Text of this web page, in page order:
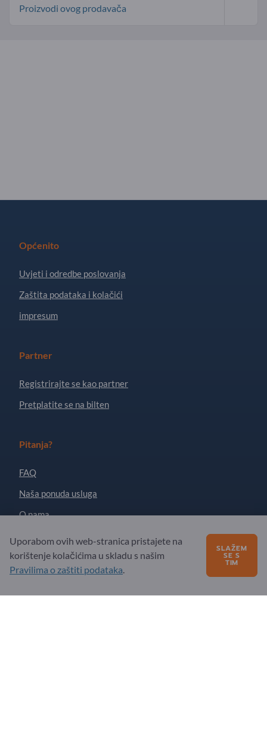
Proizvodi ovog prodavača
Općenito
Uvjeti i odredbe poslovanja
Zaštita podataka i kolačići
impresum
Partner
Registrirajte se kao partner
Pretplatite se na bilten
Pitanja?
FAQ
Naša ponuda usluga
O nama
Exportpages International Network
Exportpages International GmbH
Uporabom ovih web-stranica pristajete na
korištenje kolačićima u skladu s našim
Pravilima o zaštiti podataka.
SLAŽEM
SE S
TIM